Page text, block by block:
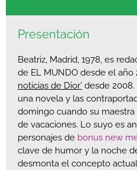
Presentación
Beatriz, Madrid, 1978, es
de EL MUNDO desde el
noticias de Dior’ desde
una novela y las
domingo cuando su
de vacaciones. Lo suyo es
personajes de bonus new
clave de humor y la noche
desmonta el concepto